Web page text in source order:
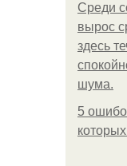
Среди
вырос
здесь
шума.
5